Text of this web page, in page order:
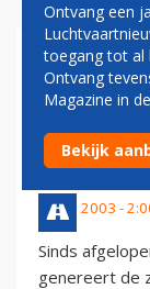
13 juli 2003 -
Sinds
genereert de
Ontvang een
toegang tot al
Ontvang
Magazine in
Bekijk